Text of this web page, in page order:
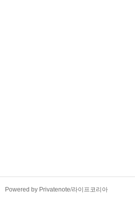
Powered by Privatenote/라이프코리아
TistoryWhaleSkin3.4